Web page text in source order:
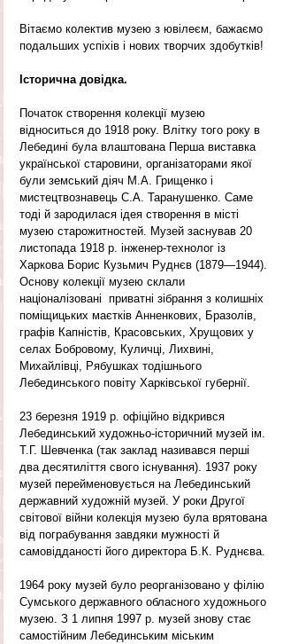
Вітаємо колектив музею з ювілеєм, бажаємо
подальших успіхів і нових творчих здобутків!
Історична довідка.
Початок створення колекції музею
відноситься до 1918 року. Влітку того року в
Лебедині була влаштована Перша виставка
української старовини, організаторами якої
були земський діяч М.А. Грищенко і
мистецтвознавець С.А. Таранушенко. Саме
тоді й зародилася ідея створення в місті
музею старожитностей. Музей заснував 20
листопада 1918 р. інженер-технолог із
Харкова Борис Кузьмич Руднєв (1879—1944).
Основу колекції музею склали
націоналізовані  приватні зібрання з колишніх
поміщицьких маєтків Анненкових, Бразолів,
графів Капністів, Красовських, Хрущових у
селах Бобровому, Куличці, Лихвині,
Михайлівці, Рябушках тодішнього
Лебединського повіту Харківської губернії.
23 березня 1919 р. офіційно відкрився
Лебединський художньо-історичний музей ім.
Т.Г. Шевченка (так заклад називався перші
два десятиліття свого існування). 1937 року
музей перейменовується на Лебединський
державний художній музей. У роки Другої
світової війни колекція музею була врятована
від пограбування завдяки мужності й
самовідданості його директора Б.К. Руднєва.
1964 року музей було реорганізовано у філію
Сумського державного обласного художнього
музею. З 1 липня 1997 р. музей знову стає
самостійним Лебединським міським